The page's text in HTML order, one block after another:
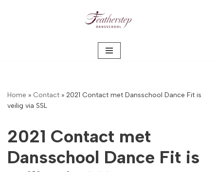
Home » Contact » 2021 Contact met Dansschool Dance Fit is
veilig via SSL
2021 Contact met
Dansschool Dance Fit is